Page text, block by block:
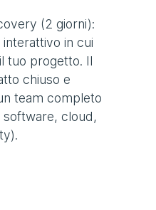
(2 giorni):
in cui
tuo progetto. Il
chiuso e
team completo
software, cloud,